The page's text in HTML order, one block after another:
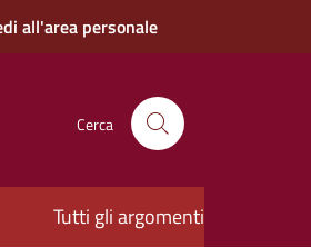
all'area personale
Cerca
Tutti gli argomenti